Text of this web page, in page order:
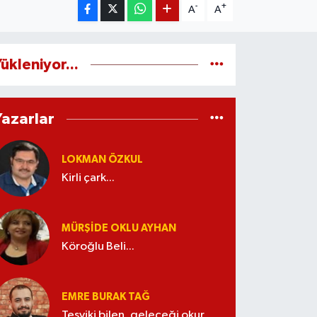
A- A+
LOKMAN ÖZKUL
Kirli çark...
MÜRŞIDE OKLU AYHAN
Köroğlu Beli...
EMRE BURAK TAĞ